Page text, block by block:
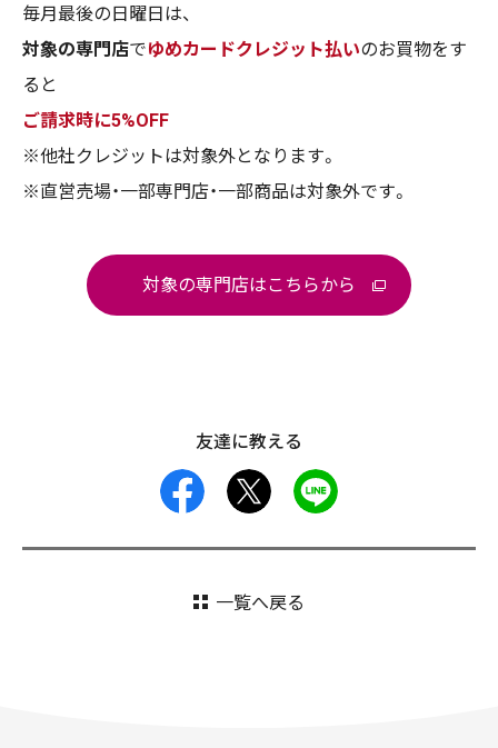
毎月最後の日曜日は、
対象の専門店でゆめカードクレジット払いのお買物をす
ると
ご請求時に5%OFF
※他社クレジットは対象外となります。
※直営売場・一部専門店・一部商品は対象外です。
対象の専門店はこちらから
友達に教える
facebook
一覧へ戻る